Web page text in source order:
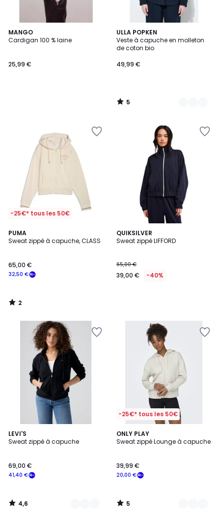
MANGO
Cardigan 100 % laine
25,99 €
ULLA POPKEN
Veste à capuche en molleton
de coton bio
49,99 €
5
/
5
3
Couleurs
5
/
-25€* tous les 50€
PUMA
Sweat zippé à capuche, CLASS
32,50 €
65,00 €
2
/
2
/
QUIKSILVER
Sweat zippé LIFFORD
65,00 €
39,00 € -40%
LEVI'S
Sweat zippé à capuche
41,40 €
69,00 €
4,6
/ 5
2
Couleurs
4,6
/
-25€* tous les 50€
ONLY PLAY
Sweat zippé Lounge à capuche
20,00 €
39,99 €
5
/
2
Couleurs
5
/